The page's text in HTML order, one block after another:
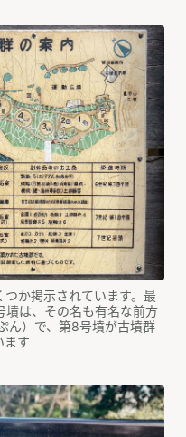
か掲示されています。最
墳は、その名も有名な前方
ん）で、第8号墳が古墳群
ます